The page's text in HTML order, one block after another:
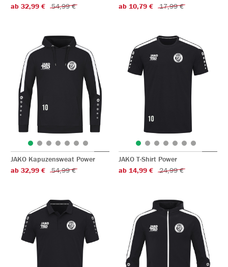
ab 32,99 €
54,99 €
ab 10,79 €
17,99 €
JAKO Kapuzensweat Power
ab 32,99 €
54,99 €
JAKO T-Shirt Power
ab 14,99 €
24,99 €